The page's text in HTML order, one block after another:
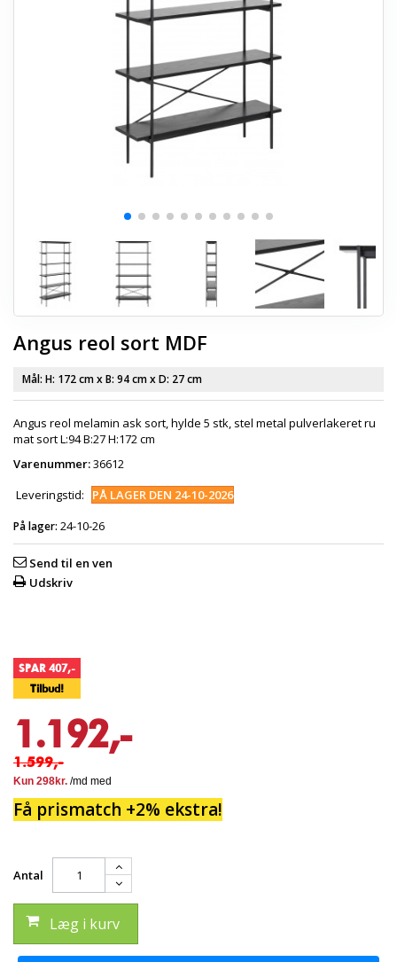
Angus reol sort MDF
Mål: H: 172 cmx B: 94 cmx D: 27 cm
Angus reol melamin ask sort, hylde 5 stk, stel metal pulverlakeret ru
mat sort L:94 B:27 H:172 cm
Varenummer:36612
Leveringstid:
PÅ LAGER DEN 24-10-2026
På lager: 24-10-26
Send til en ven
Udskriv
SPAR 407,-
Tilbud!
1.192,-
1.599,-
Få prismatch +2% ekstra!
Antal
Læg i kurv